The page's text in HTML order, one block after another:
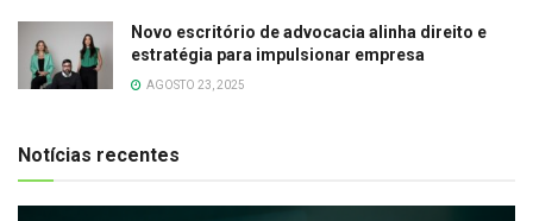
Novo escritório de advocacia alinha direito e
estratégia para impulsionar empresa
AGOSTO 23, 2025
Notícias recentes